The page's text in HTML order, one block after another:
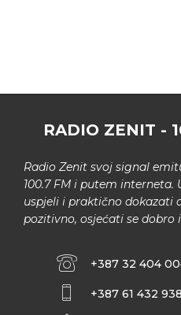
RADIO ZENIT -
Radio Zenit svoj signal
100.7 FM i putem
uspjeli i praktično dokazati
pozitivno, osjećati se dobro
+387 32 404
+387 61 432 938